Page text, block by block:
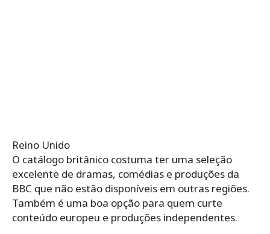
Reino Unido
O catálogo britânico costuma ter uma seleção
excelente de dramas, comédias e produções da
BBC que não estão disponíveis em outras regiões.
Também é uma boa opção para quem curte
conteúdo europeu e produções independentes.